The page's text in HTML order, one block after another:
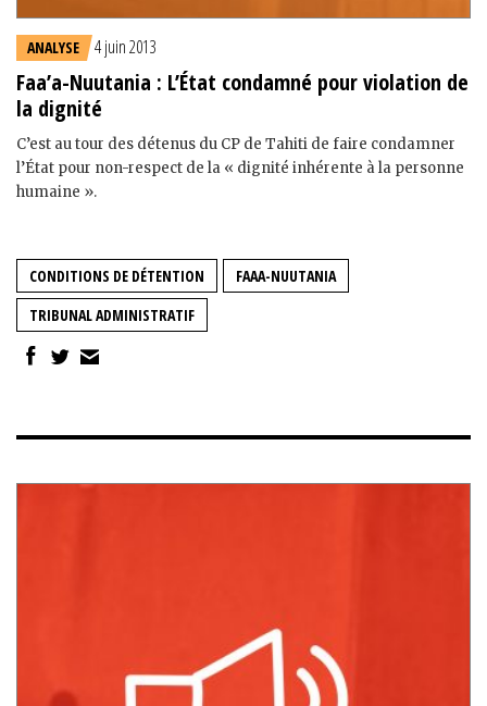
ANALYSE 4 juin 2013
Faa’a-Nuutania : L’État condamné pour violation de
la dignité
C’est au tour des détenus du CP de Tahiti de faire condamner
l’État pour non-respect de la « dignité inhérente à la personne
humaine ».
CONDITIONS DE DÉTENTION
FAAA-NUUTANIA
TRIBUNAL ADMINISTRATIF